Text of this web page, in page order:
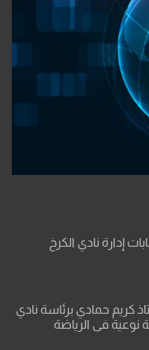
إدارة نادي الكرخ
كريم حمادي برئاسة نادي
نوعية في الرياضة